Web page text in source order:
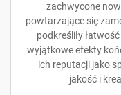
zachwycone
powtarzające się
podkreśliły
wyjątkowe efekty
ich reputacji jako
jakość i